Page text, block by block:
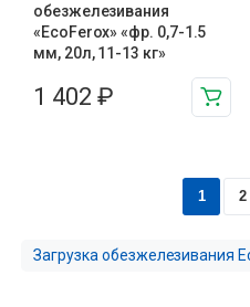
обезжелезивания
«EcoFerox» «фр. 0,7-1.5
мм, 20л, 11-13 кг»
1 402 ₽
1 2
Загрузка обезжелезивания